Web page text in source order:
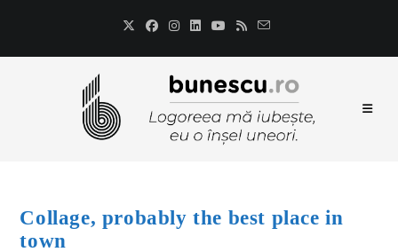
Collage, probably the best place in
town